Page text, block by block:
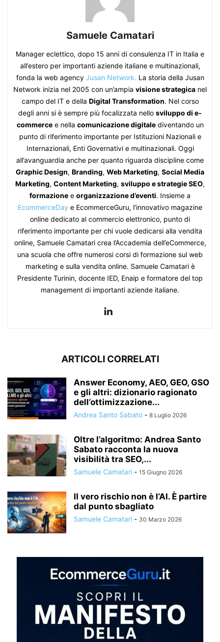
Samuele Camatari
Manager eclettico, dopo 15 anni di consulenza IT in Italia e
all’estero per importanti aziende italiane e multinazionali,
fonda la web agency Jusan Network. La storia della Jusan
Network inizia nel 2005 con un’ampia visione strategica nel
campo del IT e della Digital Transformation. Nel corso
degli anni si è sempre più focalizzata nello sviluppo di e-
commercee nella comunicazione digitalediventando un
punto di riferimento importante per Istituzioni Nazionali e
Internazionali, Enti Governativi e multinazionali. Oggi
all’avanguardia anche per quanto riguarda discipline come
Graphic Design, Branding, Web Marketing, Social Media
Marketing, Content Marketing, sviluppo e strategie SEO,
formazione e organizzazione d’eventi. Insieme a
EcommerceDay e EcommerceGuru, l’innovativo magazine
online dedicato al commercio elettronico, punto di
riferimento importante per chi vuole dedicarsi alla vendita
online, Samuele Camatari crea l’Accademia dell’eCommerce,
una scuola che offre numerosi corsi di formazione sul web
marketing e sulla vendita online. Samuele Camatari è
Presidente Turinin, docente IED, Enaip e formatore del top
management di importanti aziende italiane.
ARTICOLI CORRELATI
Answer Economy, AEO, GEO, GSO
e gli altri: dizionario ragionato
dell’ottimizzazione...
Andrea Santo Sabato - 8 Luglio 2026
Oltre l’algoritmo: Andrea Santo
Sabato racconta la nuova
visibilità tra SEO,...
Samuele Camatari - 15 Giugno 2026
Il vero rischio non è l’AI. È partire
dal punto sbagliato
Samuele Camatari - 30 Marzo 2026